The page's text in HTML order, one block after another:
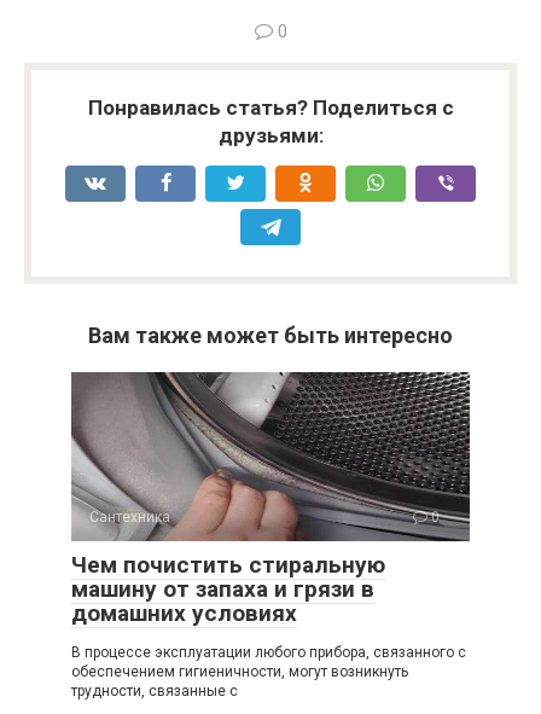
0
Понравилась статья? Поделиться с
друзьями:
Вам также может быть интересно
Сантехника 0
Чем почистить стиральную
машину от запаха и грязи в
домашних условиях
В процессе эксплуатации любого прибора, связанного с
обеспечением гигиеничности, могут возникнуть
трудности, связанные с